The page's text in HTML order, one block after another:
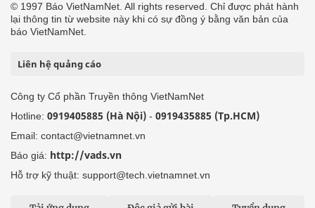
© 1997 Báo VietNamNet. All rights reserved. Chỉ được phát hành
lại thông tin từ website này khi có sự đồng ý bằng văn bản của
báo VietNamNet.
Liên hệ quảng cáo
Công ty Cổ phần Truyền thông VietNamNet
Hotline: 0919405885 (Hà Nội) - 0919435885 (Tp.HCM)
Email: contact@vietnamnet.vn
Báo giá: http://vads.vn
Hỗ trợ kỹ thuật: support@tech.vietnamnet.vn